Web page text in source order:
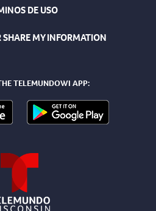
DE USO
SHARE MY INFORMATION
TELEMUNDOWI APP: